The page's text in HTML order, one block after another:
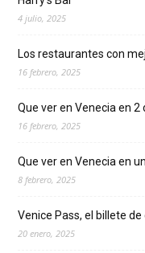
4 julio, 2025
Los restaurantes con
16 febrero, 2025
Que ver en Venecia en
16 febrero, 2025
Que ver en Venecia en
8 febrero, 2025
Venice Pass, el billete
20 enero, 2025